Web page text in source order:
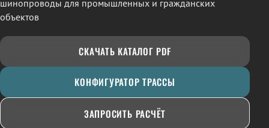
шинопроводы для промышленных и гражданских
объектов
СКАЧАТЬ КАТАЛОГ PDF
КОНФИГУРАТОР ТРАССЫ
ЗАПРОСИТЬ РАСЧЁТ